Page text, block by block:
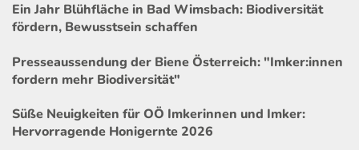
Ein Jahr Blühfläche in Bad Wimsbach: Biodiversität
fördern, Bewusstsein schaffen
Presseaussendung der Biene Österreich: "Imker:innen
fordern mehr Biodiversität"
Süße Neuigkeiten für OÖ Imkerinnen und Imker:
Hervorragende Honigernte 2026